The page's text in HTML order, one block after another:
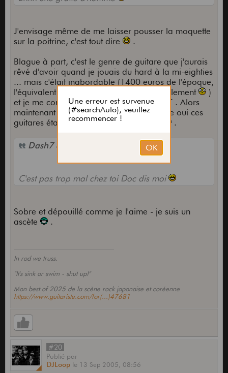
J'envisage même de me laisser pousser la moquette
sur la poitrine, c'est tout dire
.
Blague à part, c'est le genre de guitare que j'aurais
rêvé d'avoir quand je jouais du hard à la mi-eighties
... mais c'était inabordable (1400 euros de l'époque,
l'équivalent d'au moins 2000 euros actuellement
)
et je me contentais d'une "bête" Aria U60T . Alors
maintenant je me rattrape et je me dis que oui ces
guitares étaient vraiment exceptionelles
.
Dash7 a écrit :
C'est pas trop mal chez toi Doc dis moi
Sobre et dépouillé comme je l'aime - je suis un
ascète
.
In rod we truss.
"It's sink or swim - shut up!"
Mon best of 2025 de la scène rock japonaise et coréenne
https://www.guitariste.com/for(...)47681
#20
Publié par
DJLoop le 13 Sep 2005, 08:56